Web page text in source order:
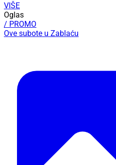
VIŠE
Oglas
/ PROMO
Ove subote u Zablaću